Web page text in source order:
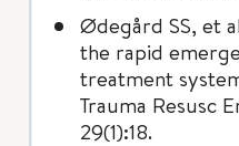
Ødegård SS, et
the rapid
treatment
Trauma Resusc
29(1):18.